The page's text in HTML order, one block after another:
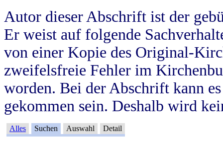
Autor dieser Abschrift ist der
Er weist auf folgende
von einer Kopie des Original-
zweifelsfreie Fehler im
worden. Bei der Abschrift kann
gekommen sein. Deshalb wird
Alles Suchen Auswahl Detail